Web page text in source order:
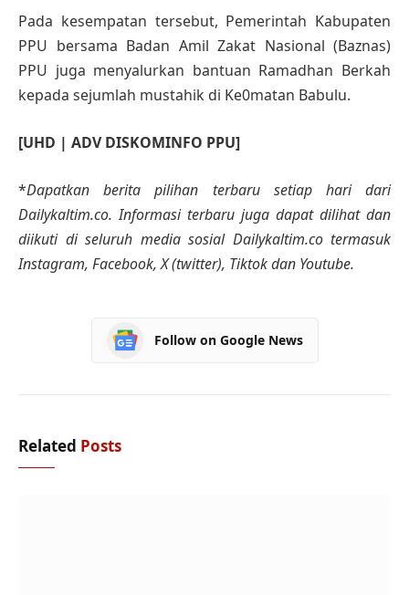
Pada kesempatan tersebut, Pemerintah Kabupaten
PPU bersama Badan Amil Zakat Nasional (Baznas)
PPU juga menyalurkan bantuan Ramadhan Berkah
kepada sejumlah mustahik di Ke0matan Babulu.
[UHD | ADV DISKOMINFO PPU]
*Dapatkan berita pilihan terbaru setiap hari dari
Dailykaltim.co. Informasi terbaru juga dapat dilihat dan
diikuti di seluruh media sosial Dailykaltim.co termasuk
Instagram, Facebook, X (twitter), Tiktok dan Youtube.
Follow on Google News
Related Posts